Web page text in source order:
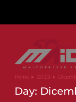
Tu sei qui:
Home 2023
Day: